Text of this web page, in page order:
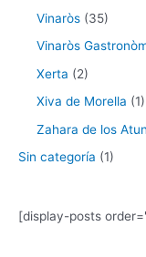
Vinaròs (35)
Vinaròs
Xerta (2)
Xiva de Morella (1)
Zahara de los
Sin categoría (1)
[display-posts